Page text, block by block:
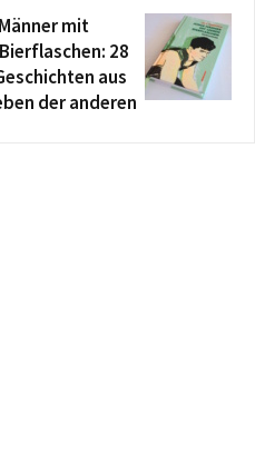
mit
28
aus
der anderen